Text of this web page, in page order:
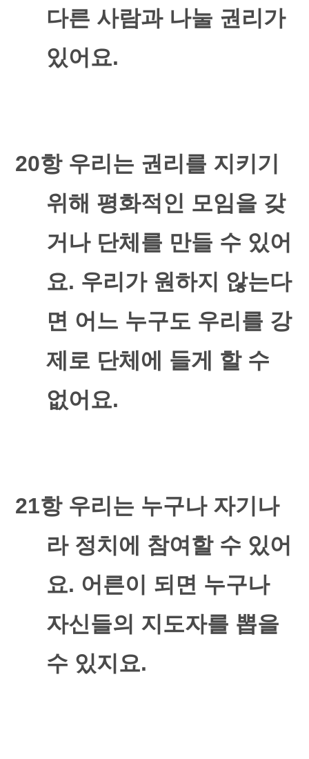
다른 사람과 나눌 권리가
있어요.
20항 우리는 권리를 지키기
위해 평화적인 모임을 갖
거나 단체를 만들 수 있어
요. 우리가 원하지 않는다
면 어느 누구도 우리를 강
제로 단체에 들게 할 수
없어요.
21항 우리는 누구나 자기나
라 정치에 참여할 수 있어
요. 어른이 되면 누구나
자신들의 지도자를 뽑을
수 있지요.